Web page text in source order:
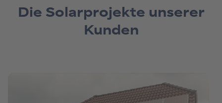
Die Solarprojekte unserer
Kunden